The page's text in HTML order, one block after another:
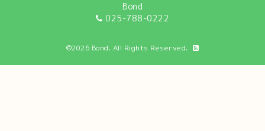
Bond
025-788-0222
©2026 Bond. All Rights Reserved.